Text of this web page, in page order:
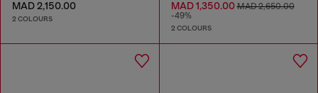
MAD 2,150.00
2 COLOURS
MAD 1,350.00MAD 2,650.00
-49%
2 COLOURS